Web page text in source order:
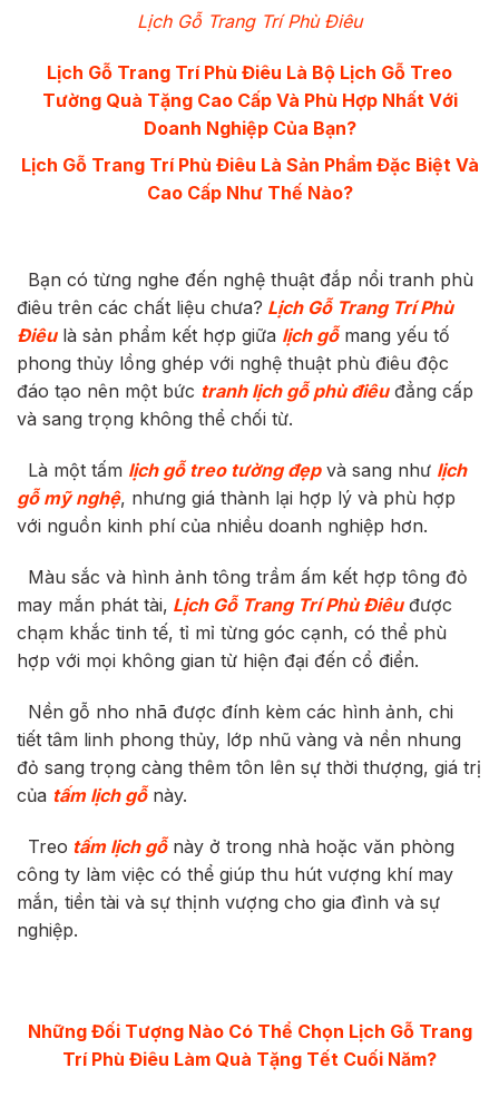
Lịch Gỗ Trang Trí Phù Điêu
Lịch Gỗ Trang Trí Phù Điêu Là Bộ Lịch Gỗ Treo
Tường Quà Tặng Cao Cấp Và Phù Hợp Nhất Với
Doanh Nghiệp Của Bạn?
Lịch Gỗ Trang Trí Phù Điêu Là Sản Phẩm Đặc Biệt Và
Cao Cấp Như Thế Nào?
Bạn có từng nghe đến nghệ thuật đắp nổi tranh phù
điêu trên các chất liệu chưa? Lịch Gỗ Trang Trí Phù
Điêulà sản phẩm kết hợp giữa lịch gỗmang yếu tố
phong thủy lồng ghép với nghệ thuật phù điêu độc
đáo tạo nên một bức tranh lịch gỗ phù điêuđẳng cấp
và sang trọng không thể chối từ.
Là một tấm lịch gỗ treo tường đẹpvà sang như lịch
gỗ mỹ nghệ, nhưng giá thành lại hợp lý và phù hợp
với nguồn kinh phí của nhiều doanh nghiệp hơn.
Màu sắc và hình ảnh tông trầm ấm kết hợp tông đỏ
may mắn phát tài, Lịch Gỗ Trang Trí Phù Điêuđược
chạm khắc tinh tế, tỉ mỉ từng góc cạnh, có thể phù
hợp với mọi không gian từ hiện đại đến cổ điển.
Nền gỗ nho nhã được đính kèm các hình ảnh, chi
tiết tâm linh phong thủy, lớp nhũ vàng và nền nhung
đỏ sang trọng càng thêm tôn lên sự thời thượng, giá trị
của tấm lịch gỗnày.
Treo tấm lịch gỗnày ở trong nhà hoặc văn phòng
công ty làm việc có thể giúp thu hút vượng khí may
mắn, tiền tài và sự thịnh vượng cho gia đình và sự
nghiệp.
Những Đối Tượng Nào Có Thể Chọn Lịch Gỗ Trang
Trí Phù Điêu Làm Quà Tặng Tết Cuối Năm?